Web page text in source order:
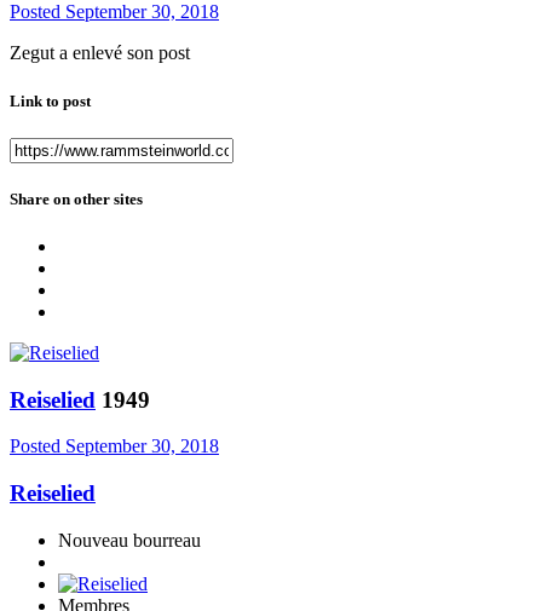
Posted September 30, 2018
Zegut a enlevé son post
Link to post
Share on other sites
Reiselied 1949
Posted September 30, 2018
Reiselied
Nouveau bourreau
Membres